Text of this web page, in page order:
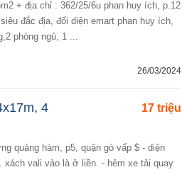
đắc địa, đối diện emart phan huy ích,
phòng ngủ, 1 ...
26/03/2024
17 triệu
4
xách vali vào là ở liền. - hẻm xe tải quay